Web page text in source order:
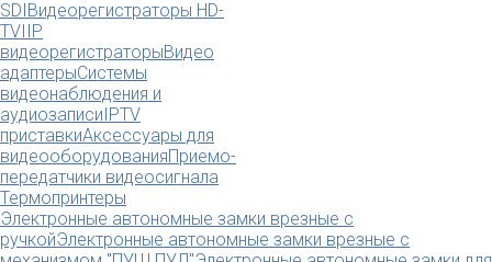
SDIВидеорегистраторы HD-
TVI IP
видеорегистраторыВидео
адаптерыСистемы
видеонаблюдения и
аудиозаписиIPTV
приставкиАксессуары для
видеооборудованияПриемо-
передатчики видеосигнала
Термопринтеры
Электронные автономные замки врезные с
ручкойЭлектронные автономные замки врезные с